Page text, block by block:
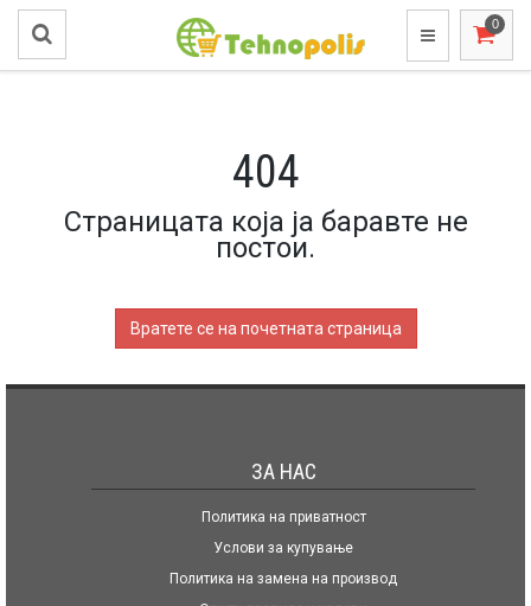
404
Страницата која ја баравте не
постои.
Вратете се на почетната страница
ЗА НАС
Политика на приватност
Услови за купување
Политика на замена на производ